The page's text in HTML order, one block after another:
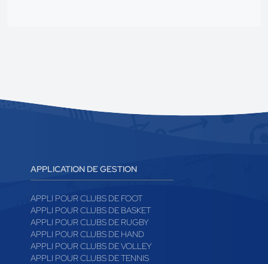
APPLICATION DE GESTION
APPLI POUR CLUBS DE FOOT
APPLI POUR CLUBS DE BASKET
APPLI POUR CLUBS DE RUGBY
APPLI POUR CLUBS DE HAND
APPLI POUR CLUBS DE VOLLEY
APPLI POUR CLUBS DE TENNIS